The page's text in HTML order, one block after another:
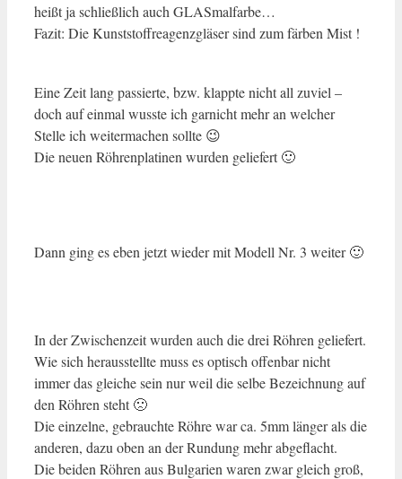
heißt ja schließlich auch GLASmalfarbe…
Fazit: Die Kunststoffreagenzgläser sind zum färben Mist !
Eine Zeit lang passierte, bzw. klappte nicht all zuviel –
doch auf einmal wusste ich garnicht mehr an welcher
Stelle ich weitermachen sollte 😉
Die neuen Röhrenplatinen wurden geliefert 🙂
Dann ging es eben jetzt wieder mit Modell Nr. 3 weiter 🙂
In der Zwischenzeit wurden auch die drei Röhren geliefert.
Wie sich herausstellte muss es optisch offenbar nicht
immer das gleiche sein nur weil die selbe Bezeichnung auf
den Röhren steht 🙁
Die einzelne, gebrauchte Röhre war ca. 5mm länger als die
anderen, dazu oben an der Rundung mehr abgeflacht.
Die beiden Röhren aus Bulgarien waren zwar gleich groß,